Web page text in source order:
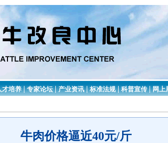
才培养 专家论坛 产业资讯 标准法规 科普宣传 网上
牛肉价格逼近40元/斤